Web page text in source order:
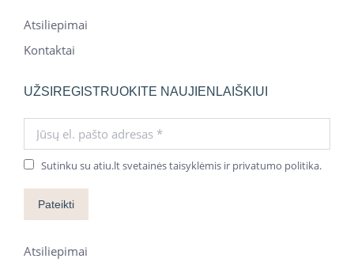
Atsiliepimai
Kontaktai
UŽSIREGISTRUOKITE NAUJIENLAIŠKIUI
Jūsų el. pašto adresas *
Sutinku su atiu.lt svetainės taisyklėmis ir privatumo politika.
Pateikti
Atsiliepimai